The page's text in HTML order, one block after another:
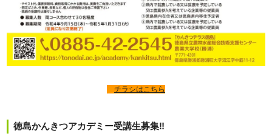
チラシはこちら
徳島かんきつアカデミー受講生募集‼